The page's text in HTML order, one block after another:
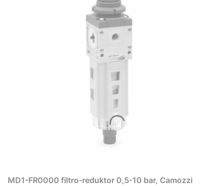
MD1-FR0000 filtro-reduktor 0,5-10 bar, Camozzi